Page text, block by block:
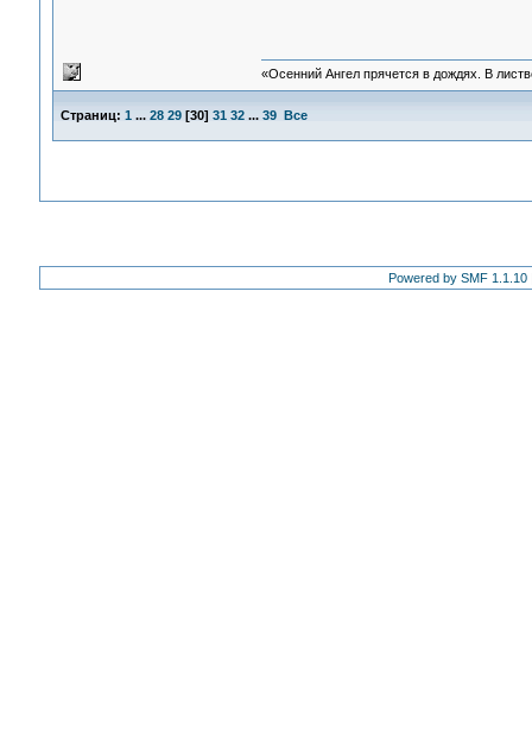
«Осенний Ангел прячется в дождях. В
Страниц: 1 ... 28 29[30] 31 32 ... 39 Все
Powered by SMF 1.1.10